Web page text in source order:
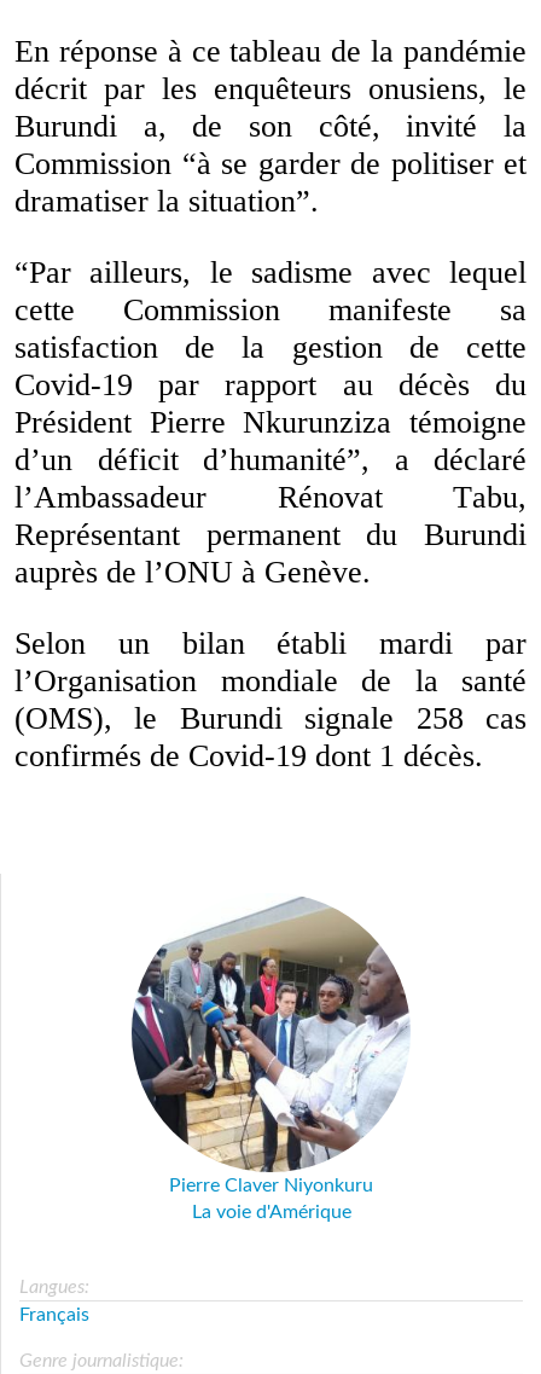
En réponse à ce tableau de la pandémie
décrit par les enquêteurs onusiens, le
Burundi a, de son côté, invité la
Commission “à se garder de politiser et
dramatiser la situation”.
“Par ailleurs, le sadisme avec lequel
cette Commission manifeste sa
satisfaction de la gestion de cette
Covid-19 par rapport au décès du
Président Pierre Nkurunziza témoigne
d’un déficit d’humanité”, a déclaré
l’Ambassadeur Rénovat Tabu,
Représentant permanent du Burundi
auprès de l’ONU à Genève.
Selon un bilan établi mardi par
l’Organisation mondiale de la santé
(OMS), le Burundi signale 258 cas
confirmés de Covid-19 dont 1 décès.
Pierre Claver Niyonkuru
La voie d'Amérique
Langues:
Français
Genre journalistique: